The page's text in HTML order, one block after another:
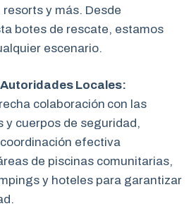
y más. Desde
botes de rescate, estamos
escenario.
Locales:
colaboración con las
y cuerpos de seguridad,
efectiva
de piscinas comunitarias,
y hoteles para garantizar